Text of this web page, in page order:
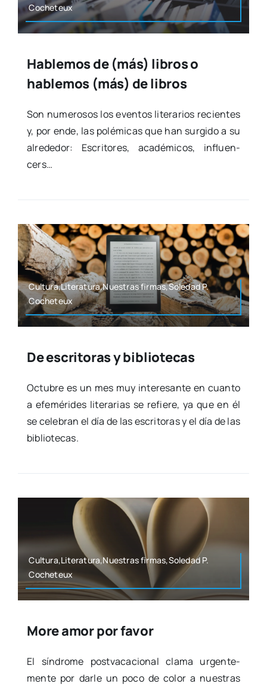
Coche­teux
Hablemos de (más) libros o
hablemos (más) de libros
Son nume­ro­sos los even­tos lite­ra­rios recien­tes
y, por ende, las polé­mi­cas que han sur­gi­do a su
alre­de­dor: Escri­to­res, aca­dé­mi­cos, influen­
cers…
Cultura,Literatura,Nuestras firmas,Soledad P.
Coche­teux
De escritoras y bibliotecas
Octu­bre es un mes muy intere­san­te en cuan­to
a efe­mé­ri­des lite­ra­rias se refie­re, ya que en él
se cele­bran el día de las escri­to­ras y el día de las
biblio­te­cas.
Cultura,Literatura,Nuestras firmas,Soledad P.
Coche­teux
More amor por favor
El sín­dro­me post­va­ca­cio­nal cla­ma urgen­te­
men­te por dar­le un poco de color a nues­tras